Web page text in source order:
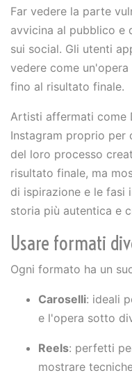
Far vedere la parte
avvicina al pubblico e
sui social. Gli utenti
vedere come
fino al risultato finale.
Artisti affermati come
Instagram proprio per
del loro processo
risultato finale, ma
di ispirazione e le fasi
storia più autentica e
Usare formati
Ogni formato ha un
Caroselli: ideali
e l'opera sotto
Reels: perfetti
mostrare